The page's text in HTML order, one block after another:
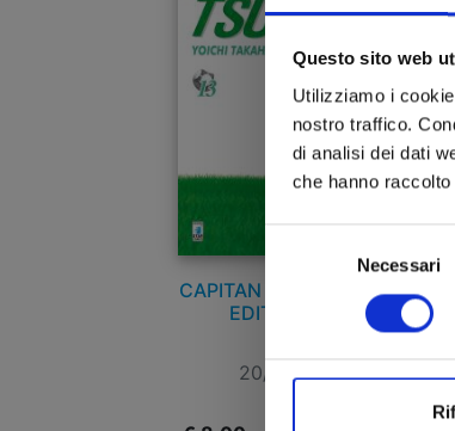
Questo sito web
Utilizziamo i
nostro traffico.
di analisi dei dati
che hanno
Necessari
CAPITAN TSUBASA NEW
EDITION n. 13
20/05/2015